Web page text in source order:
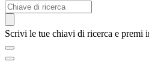
Cerca
Scrivi le tue chiavi di ricerca e premi